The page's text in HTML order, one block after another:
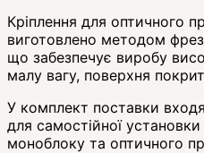
Кріплення для оптичного
виготовлено методом
що забезпечує виробу
малу вагу, поверхня
У комплект поставки
для самостійної
моноблоку та оптичного